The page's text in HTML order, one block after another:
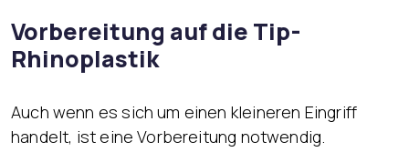
Vorbereitung auf die Tip-
Rhinoplastik
Auch wenn es sich um einen kleineren Eingriff
handelt, ist eine Vorbereitung notwendig.